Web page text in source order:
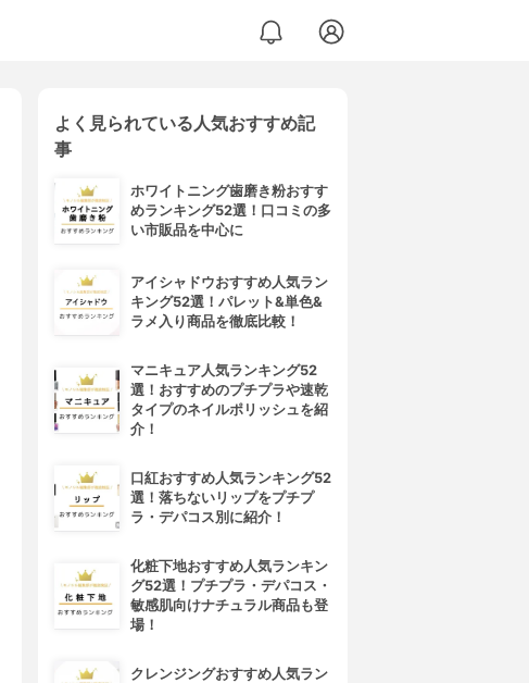
よく見られている人気おすすめ記
事
ホワイトニング歯磨き粉おすす
めランキング52選！口コミの多
い市販品を中心に
アイシャドウおすすめ人気ラン
キング52選！パレット&単色&
ラメ入り商品を徹底比較！
マニキュア人気ランキング52
選！おすすめのプチプラや速乾
タイプのネイルポリッシュを紹
介！
口紅おすすめ人気ランキング52
選！落ちないリップをプチプ
ラ・デパコス別に紹介！
化粧下地おすすめ人気ランキン
グ52選！プチプラ・デパコス・
敏感肌向けナチュラル商品も登
場！
クレンジングおすすめ人気ラン